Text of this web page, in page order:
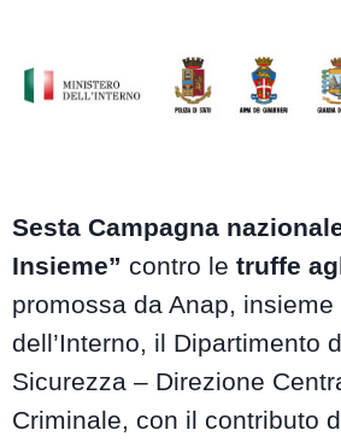
Sesta Campagna
Insieme” contro le truffe
promossa da Anap,
dell’Interno, il Dipartimento
Sicurezza – Direzione
Criminale, con il contributo